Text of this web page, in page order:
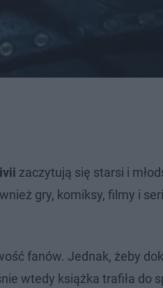
zaczytują się starsi i
gry, komiksy, filmy i
fanów. Jednak, żeby
wtedy książka trafiła do